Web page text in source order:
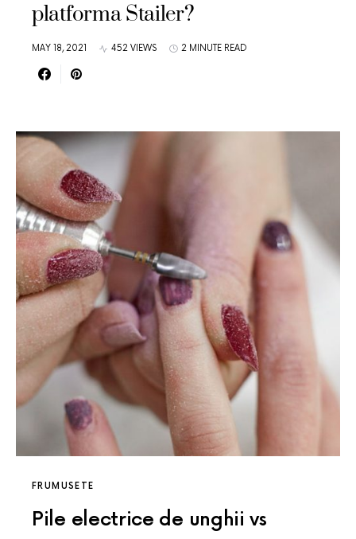
platforma Stailer?
MAY 18, 2021 452 VIEWS 2 MINUTE READ
FRUMUSETE
Pile electrice de unghii vs